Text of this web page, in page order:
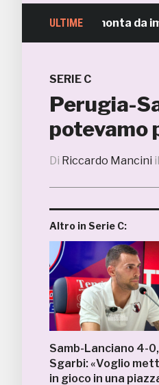
ULTIME
Soccer, rimonta da
SERIE C
Perugia-
potevamo
Di Riccardo Mancini il
Altro in Serie C:
Samb-Lanciano 4-0,
Sgarbi: «Voglio
in gioco in una